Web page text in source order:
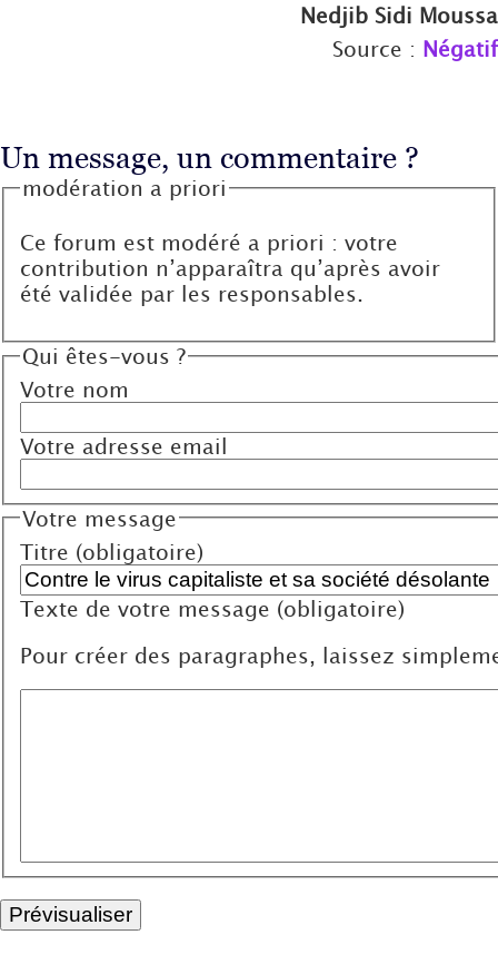
Nedjib Sidi Moussa
Source : Négatif
Un message, un commentaire ?
modération a priori
Ce forum est modéré a priori : votre
contribution n’apparaîtra qu’après avoir
été validée par les responsables.
Qui êtes-vous ?
Votre nom
Votre adresse email
Votre message
Titre (obligatoire)
Texte de votre message (obligatoire)
Pour créer des paragraphes, laissez